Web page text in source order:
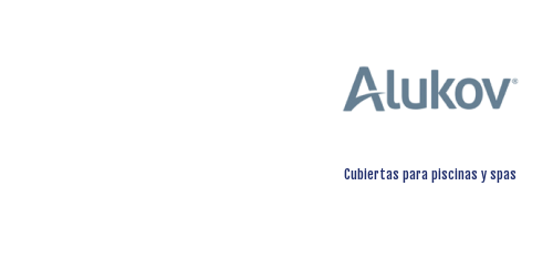
Cubiertas para piscinas y spas